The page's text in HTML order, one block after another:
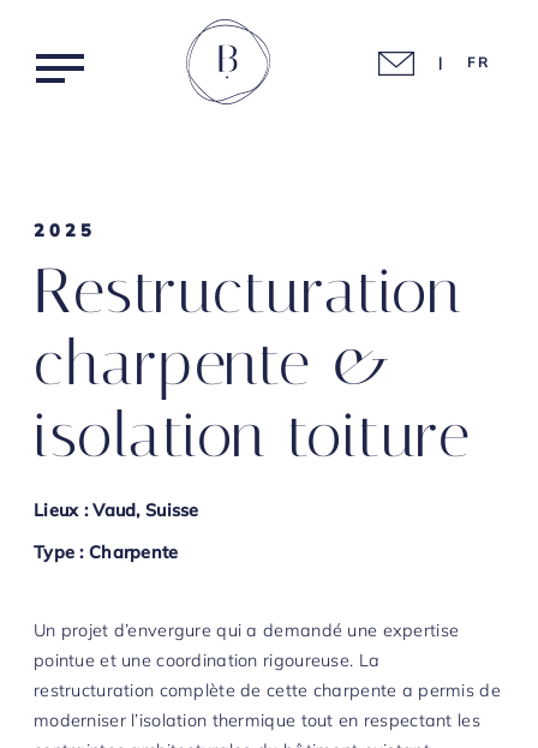
| FR
Biedermann SA
Chemin Deluc 9
Nos réalisations
Nos métiers
L’histoire
Contact
Biedermann SA
Chemin Deluc 9
CH- 1224 Chêne-Bougeries
+41 22 869 04 04
Agencement intérieur
Assainissement & traitement
Charpente & structures bois
Menuiserie traditionnelle
Mobilier & ébénisterie
Petits travaux et réparations
Restructuration
charpente &
isolation toiture
2025
Lieux : Vaud, Suisse
Type : Charpente
Un projet d’envergure qui a demandé une expertise
pointue et une coordination rigoureuse. La
restructuration complète de cette charpente a permis de
moderniser l’isolation thermique tout en respectant les